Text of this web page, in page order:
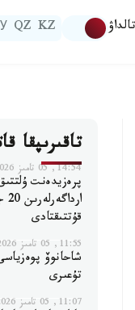
تالداۋ KZ
QZ
تاقىرىپقا
14:54, 05 تامىز 2026
پرەزيدەنت
قۇتتىقتادى
11:55, 05 تامىز 2026
شاحانوۆ
تۇعىرى
11:07, 05 تامىز 2026